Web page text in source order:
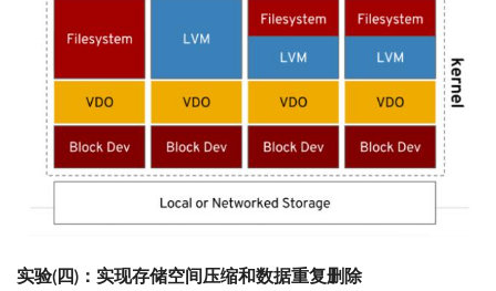
实验(四)：实现存储空间压缩和数据重复删除